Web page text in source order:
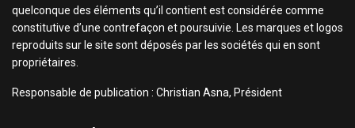
quelconque des éléments qu’il contient est considérée comme
constitutive d’une contrefaçon et poursuivie. Les marques et logos
reproduits sur le site sont déposés par les sociétés qui en sont
propriétaires.
Responsable de publication : Christian Asna, Président